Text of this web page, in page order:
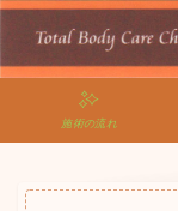
施術の流れ